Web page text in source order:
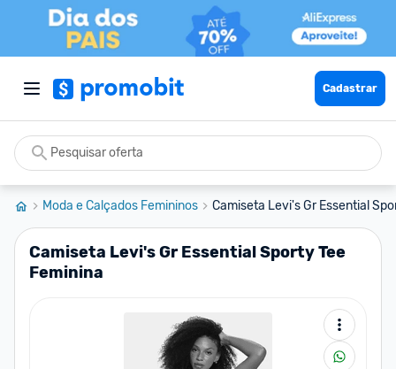
Cadastrar
Moda e Calçados Femininos Camiseta Levi's Gr Essential
Camiseta Levi's Gr Essential Sporty Tee
Feminina